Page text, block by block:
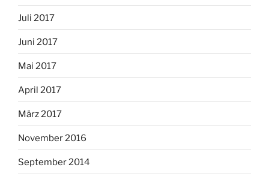
Juli 2017
Juni 2017
Mai 2017
April 2017
März 2017
November 2016
September 2014